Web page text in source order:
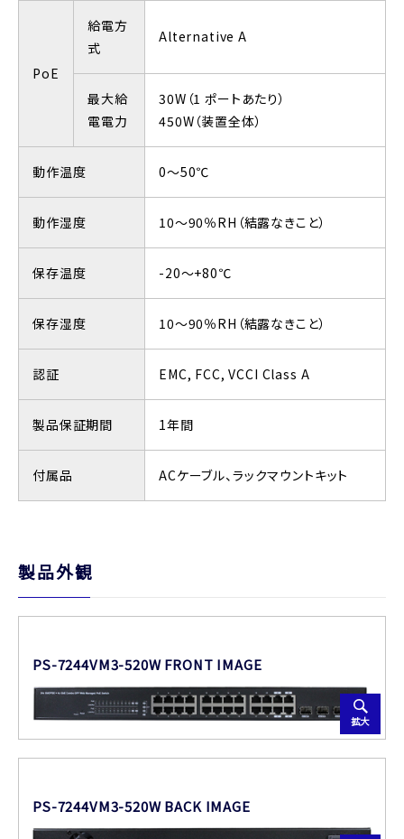
PoE
給電方
式
Alternative A
最大給
電電力
30W（1 ポートあたり）
450W（装置全体）
動作温度 0～50℃
動作湿度 10～90％RH（結露なきこと）
保存温度 -20～+80℃
保存湿度 10～90％RH（結露なきこと）
認証 EMC, FCC, VCCI Class A
製品保証期間 1年間
付属品 ACケーブル、ラックマウントキット
製品外観
PS-7244VM3-520W FRONT IMAGE
拡大
PS-7244VM3-520W BACK IMAGE